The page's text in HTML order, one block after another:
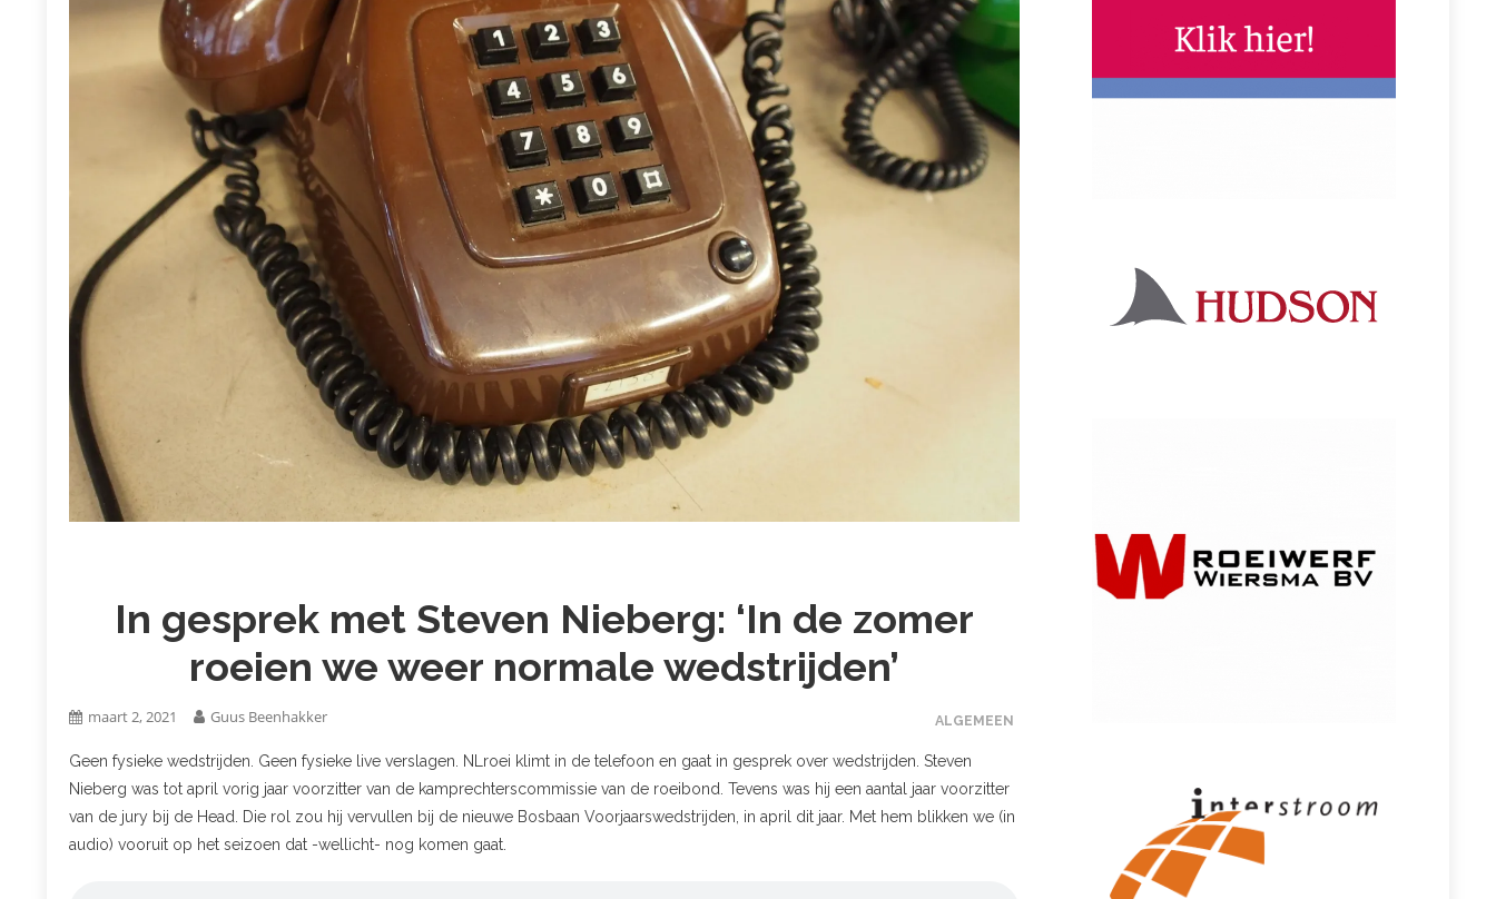
In gesprek met Steven Nieberg: ‘In de zomer
roeien we weer normale wedstrijden’
ALGEMEEN
maart 2, 2021 Guus Beenhakker
Geen fysieke wedstrijden. Geen fysieke live verslagen. NLroei klimt in de telefoon en gaat in gesprek over wedstrijden. Steven
Nieberg was tot april vorig jaar voorzitter van de kamprechterscommissie van de roeibond. Tevens was hij een aantal jaar voorzitter
van de jury bij de Head. Die rol zou hij vervullen bij de nieuwe Bosbaan Voorjaarswedstrijden, in april dit jaar. Met hem blikken we (in
audio) vooruit op het seizoen dat -wellicht- nog komen gaat.